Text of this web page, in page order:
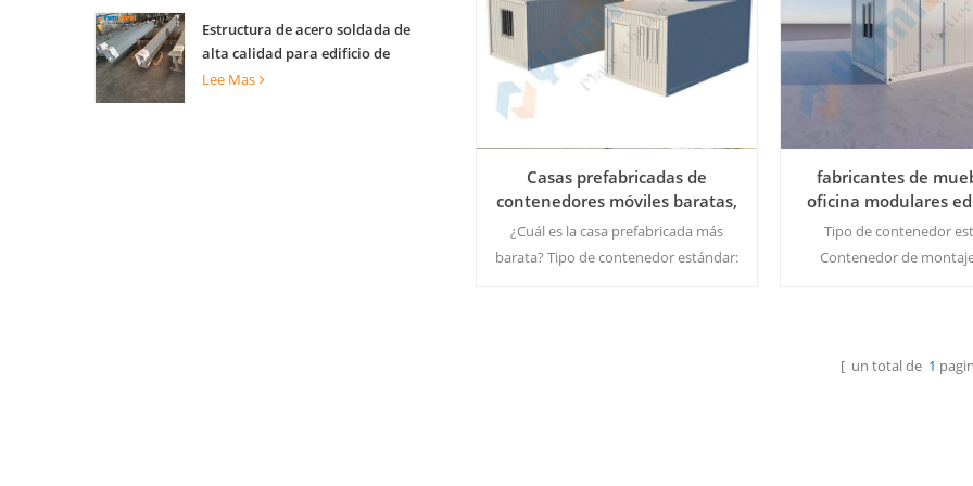
Estructura de acero soldada de
alta calidad para edificio de
construcción
Lee Mas
pedido: 1 juego.
Casas prefabricadas de
contenedores móviles baratas,
casa de contenedores de lujo,
apartamento
¿Cuál es la casa prefabricada más
barata? Tipo de contenedor estándar:
fabricantes de
oficina modulares
oficinas con
Tipo de contenedor
Contenedor de
)/Contenedor plegable
Lee Mas
[ un total de 1